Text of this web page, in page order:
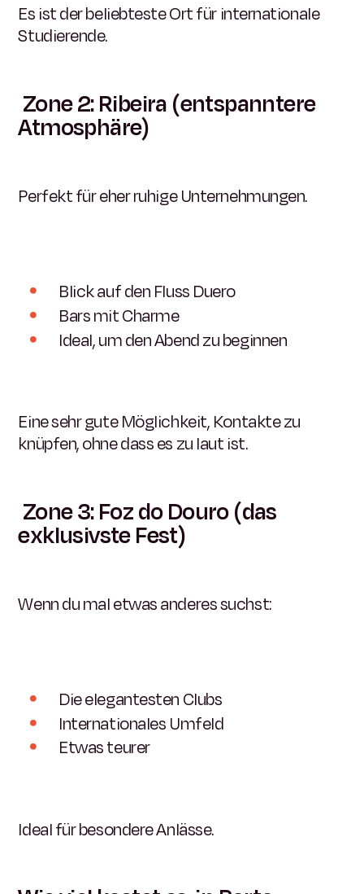
Es ist der beliebteste Ort für internationale
Studierende.
Zone 2: Ribeira (entspanntere
Atmosphäre)
Perfekt für eher ruhige Unternehmungen.
Blick auf den Fluss Duero
Bars mit Charme
Ideal, um den Abend zu beginnen
Eine sehr gute Möglichkeit, Kontakte zu
knüpfen, ohne dass es zu laut ist.
Zone 3: Foz do Douro (das
exklusivste Fest)
Wenn du mal etwas anderes suchst:
Die elegantesten Clubs
Internationales Umfeld
Etwas teurer
Ideal für besondere Anlässe.